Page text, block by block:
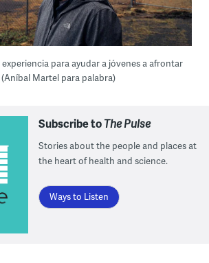
para ayudar a jóvenes a afrontar
Martel para palabra)
Subscribe toThe Pulse
Stories about the people and places at
the heart of health and science.
Ways to Listen